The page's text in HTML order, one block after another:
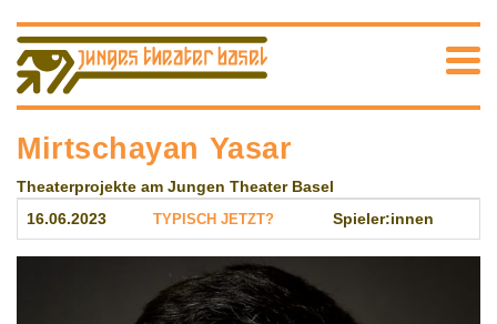
Mirtschayan Yasar
Theaterprojekte am Jungen Theater Basel
16.06.2023 TYPISCH JETZT? Spieler:innen